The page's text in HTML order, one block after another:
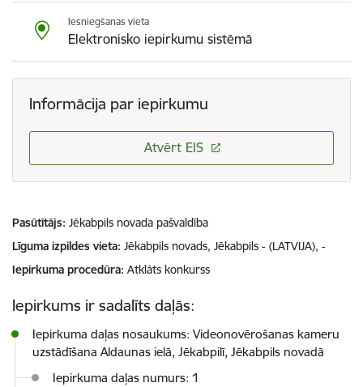
Iesniegšanas vieta
Elektronisko iepirkumu sistēmā
Informācija par iepirkumu
Atvērt EIS
Pasūtītājs Jēkabpils novada pašvaldība
Līguma izpildes vieta Jēkabpils novads, Jēkabpils - (LATVIJA), -
Iepirkuma procedūra Atklāts konkurss
Iepirkums ir sadalīts daļās:
Iepirkuma daļas nosaukums: Videonovērošanas kameru
uzstādīšana Aldaunas ielā, Jēkabpilī, Jēkabpils novadā
Iepirkuma daļas numurs: 1